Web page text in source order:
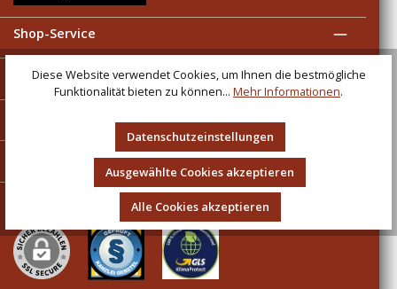
Shop-Service
Informationen
Versandarten
Sicher und umweltbewusst einkaufen
Diese Website verwendet Cookies, um Ihnen die bestmögliche
Funktionalität bieten zu können... Mehr Informationen.
Datenschutzeinstellungen
Ausgewählte Cookies akzeptieren
Alle Cookies akzeptieren